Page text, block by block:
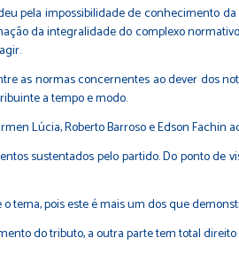
pela impossibilidade de conhecimento
da integralidade do complexo
as normas concernentes ao dever dos
a tempo e modo.
Lúcia, Roberto Barroso e Edson Fachin
sustentados pelo partido. Do ponto de
tema, pois este é mais um dos que
do tributo, a outra parte tem total